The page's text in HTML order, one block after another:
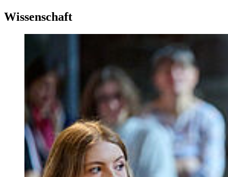
Wissenschaft